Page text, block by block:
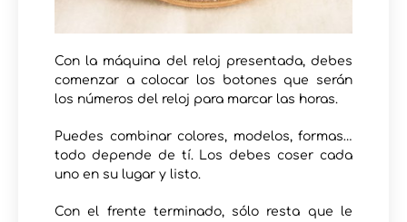
Con la máquina del reloj presentada, debes
comenzar a colocar los botones que serán
los números del reloj para marcar las horas.
Puedes combinar colores, modelos, formas…
todo depende de tí. Los debes coser cada
uno en su lugar y listo.
Con el frente terminado, sólo resta que le